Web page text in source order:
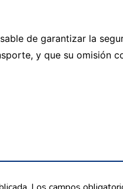
de garantizar la
y que su omisión